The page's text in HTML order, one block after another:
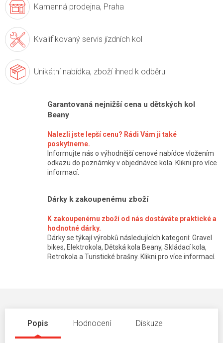
Kamenná prodejna, Praha
Kvalifikovaný servis jízdních kol
Unikátní nabídka, zboží ihned k odběru
Garantovaná nejnižší cena u dětských kol
Beany
Nalezli jste lepší cenu? Rádi Vám ji také
poskytneme.
Informujte nás o výhodnější cenové nabídce vložením
odkazu do poznámky v objednávce kola. Klikni pro více
informací.
Dárky k zakoupenému zboží
K zakoupenému zboží od nás dostáváte praktické a
hodnotné dárky.
Dárky se týkají výrobků následujících kategorií: Gravel
bikes, Elektrokola, Dětská kola Beany, Skládací kola,
Retrokola a Turistické brašny. Klikni pro více informací.
Popis Hodnocení Diskuze